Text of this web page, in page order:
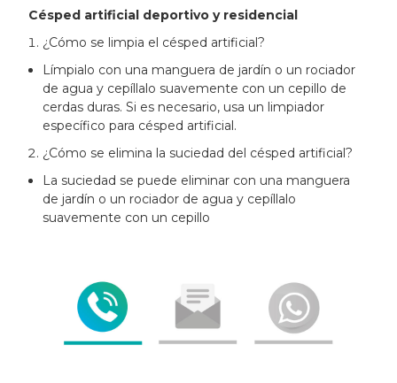
Césped artificial deportivo y residencial
¿Cómo se limpia el césped artificial?
Límpialo con una manguera de jardín o un rociador
de agua y cepíllalo suavemente con un cepillo de
cerdas duras. Si es necesario, usa un limpiador
específico para césped artificial.
¿Cómo se elimina la suciedad del césped artificial?
La suciedad se puede eliminar con una manguera
de jardín o un rociador de agua y cepíllalo
suavemente con un cepillo